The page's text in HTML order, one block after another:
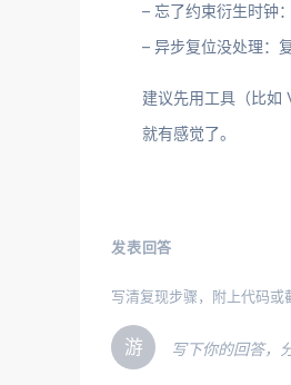
– 忘了约束衍生时钟
– 异步复位没处理：
建议先用工具（比
就有感觉了。
发表回答
写清复现步骤，附上代码
游 写下你的回答，